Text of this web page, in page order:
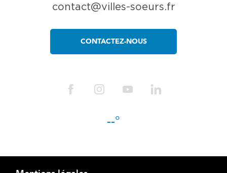
contact@villes-soeurs.fr
CONTACTEZ-NOUS
--°